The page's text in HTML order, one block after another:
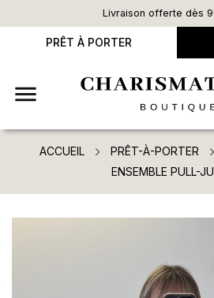
Livraison offerte dès
PRÊT À PORTER

ACCUEIL PRÊT-À-PORTER
ENSEMBLE PULL-